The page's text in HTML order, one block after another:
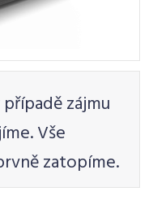
zájmu
Vše
zatopíme.